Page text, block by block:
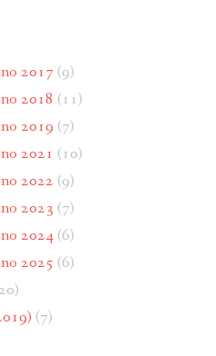
2017(9)
2018 (11)
2019 (7)
2021 (10)
2022 (9)
2023 (7)
2024(6)
2025 (6)
(7)